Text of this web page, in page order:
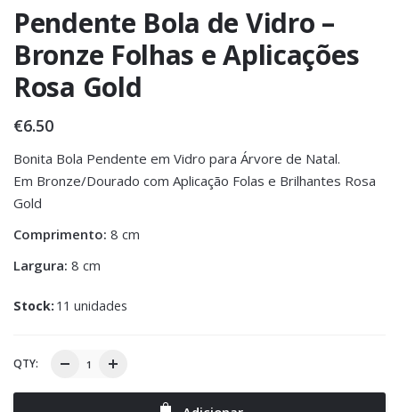
Pendente Bola de Vidro –
Bronze Folhas e Aplicações
Rosa Gold
€6.50
Bonita Bola Pendente em Vidro para Árvore de Natal.
Em Bronze/Dourado com Aplicação Folas e Brilhantes Rosa
Gold
Comprimento: 8 cm
Largura: 8 cm
Stock: 11 unidades
QTY: